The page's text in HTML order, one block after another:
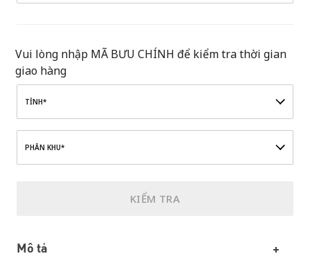
Vui lòng nhập MÃ BƯU CHÍNH để kiểm tra thời gian
giao hàng
TỈNH*
PHÂN KHU*
KIỂM TRA
Mô tả